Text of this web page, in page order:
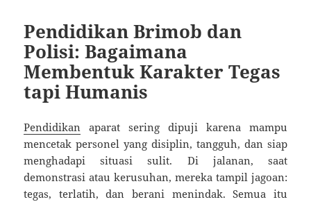
Pendidikan Brimob dan
Polisi: Bagaimana
Membentuk Karakter Tegas
tapi Humanis
Pendidikan
aparat sering dipuji karena mampu
mencetak personel yang disiplin, tangguh, dan siap
menghadapi situasi sulit. Di jalanan, saat
demonstrasi atau kerusuhan, mereka tampil jagoan:
tegas, terlatih, dan berani menindak. Semua itu